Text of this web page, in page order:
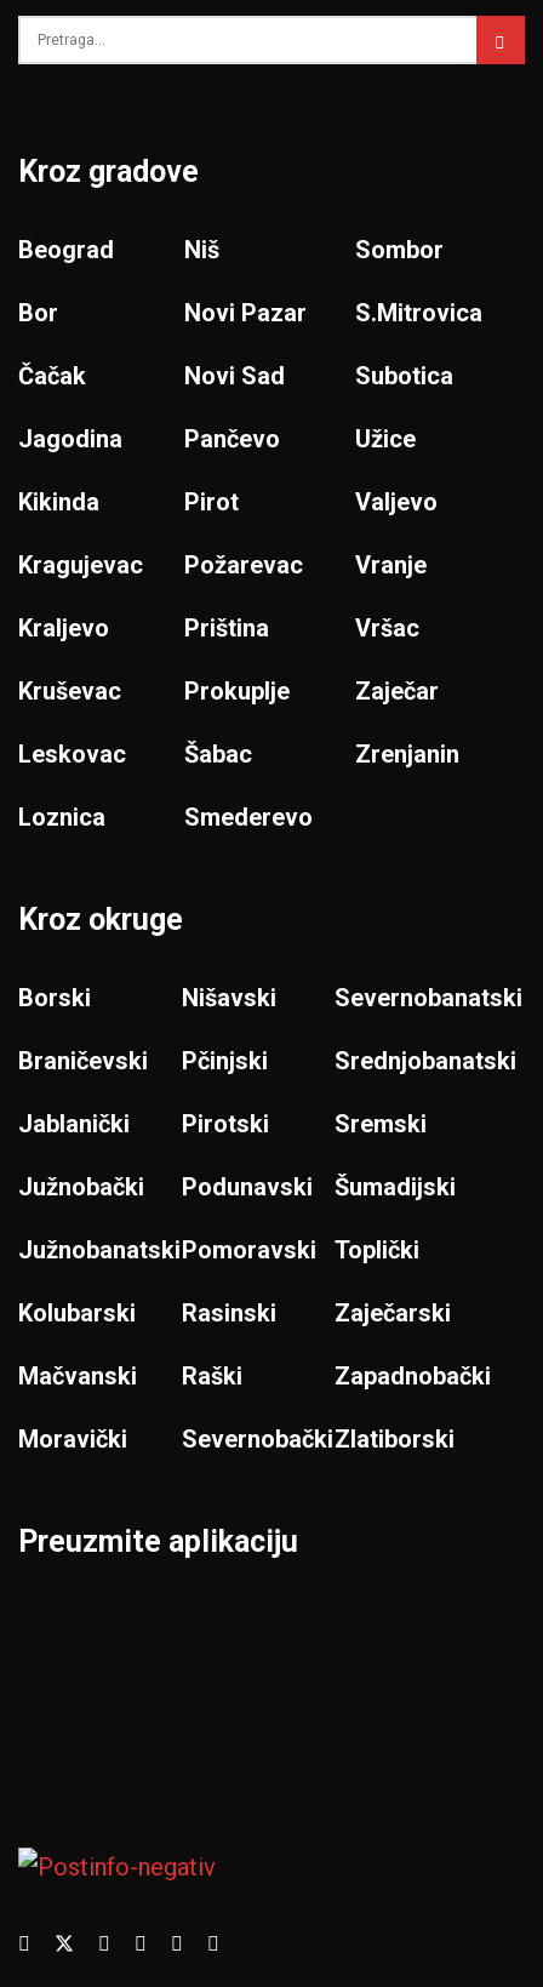
Kroz gradove
Beograd
Bor
Čačak
Jagodina
Kikinda
Kragujevac
Kraljevo
Kruševac
Leskovac
Loznica
Niš
Novi Pazar
Novi Sad
Pančevo
Pirot
Požarevac
Priština
Prokuplje
Šabac
Smederevo
Sombor
S.Mitrovica
Subotica
Užice
Valjevo
Vranje
Vršac
Zaječar
Zrenjanin
Kroz okruge
Borski
Braničevski
Jablanički
Južnobački
Južnobanatski
Kolubarski
Mačvanski
Moravički
Nišavski
Pčinjski
Pirotski
Podunavski
Pomoravski
Rasinski
Raški
Severnobački
Severnobanatski
Srednjobanatski
Sremski
Šumadijski
Toplički
Zaječarski
Zapadnobački
Zlatiborski
Preuzmite aplikaciju